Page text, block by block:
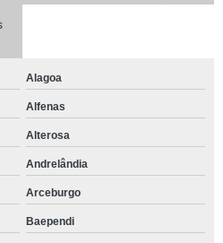
Alagoa
Alfenas
Alterosa
Andrelândia
Arceburgo
Baependi